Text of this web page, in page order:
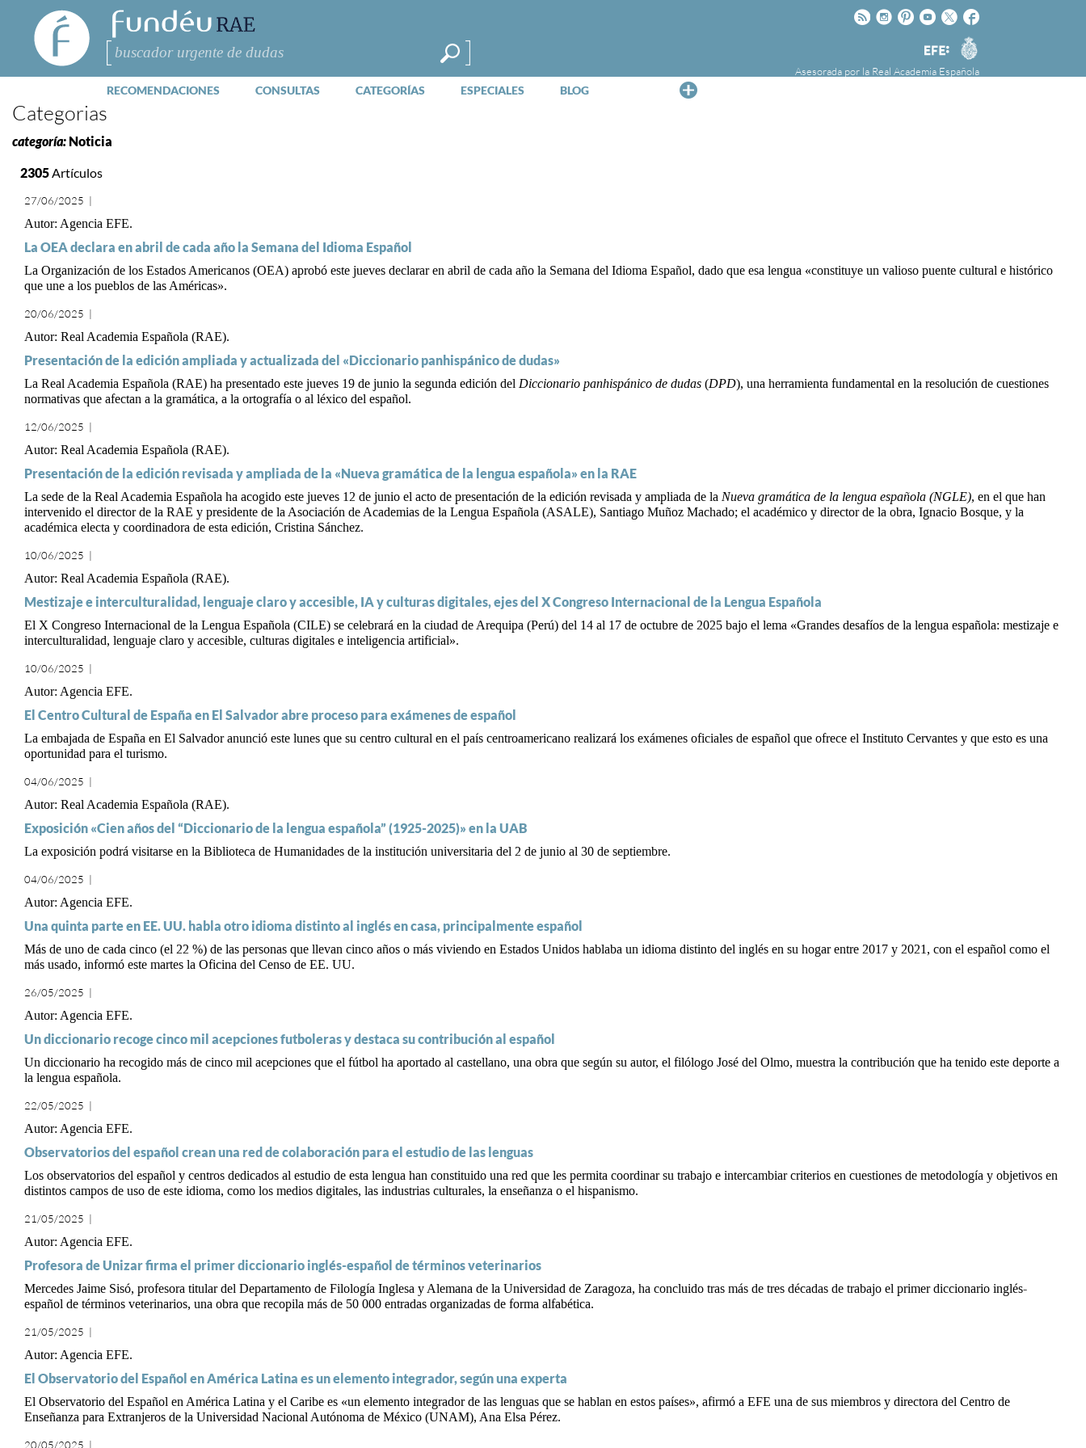
FundéuRAE
- Fundación
del Español
Urgente
Buscar
Facebook
Twitter
Youtube
Pinteres
Instagram
Rss
Agencia
EFE
Asesorada por la Real Academia Española
RECOMENDACIONES CONSULTAS CATEGORÍAS ESPECIALES BLOG
Categorias
categoría: Noticia
2305Artículos
27/06/2025 |
Agencia EFE
La OEA declara en abril de cada año la Semana del Idioma Español
La Organización de los Estados Americanos (OEA) aprobó este jueves declarar en abril de cada año la Semana del Idioma Español, dado que esa lengua «constituye un valioso puente cultural e histórico
que une a los pueblos de las Américas».
20/06/2025 |
Real Academia Española (RAE)
Presentación de la edición ampliada y actualizada del «Diccionario panhispánico de dudas»
La Real Academia Española (RAE) ha presentado este jueves 19 de junio la segunda edición del Diccionario panhispánico de dudas (DPD), una herramienta fundamental en la resolución de cuestiones
normativas que afectan a la gramática, a la ortografía o al léxico del español.
12/06/2025 |
Real Academia Española (RAE)
Presentación de la edición revisada y ampliada de la «Nueva gramática de la lengua española» en la RAE
La sede de la Real Academia Española ha acogido este jueves 12 de junio el acto de presentación de la edición revisada y ampliada de la Nueva gramática de la lengua española (NGLE), en el que han
intervenido el director de la RAE y presidente de la Asociación de Academias de la Lengua Española (ASALE), Santiago Muñoz Machado; el académico y director de la obra, Ignacio Bosque, y la
académica electa y coordinadora de esta edición, Cristina Sánchez.
10/06/2025 |
Real Academia Española (RAE)
Mestizaje e interculturalidad, lenguaje claro y accesible, IA y culturas digitales, ejes del X Congreso Internacional de la Lengua Española
El X Congreso Internacional de la Lengua Española (CILE) se celebrará en la ciudad de Arequipa (Perú) del 14 al 17 de octubre de 2025 bajo el lema «Grandes desafíos de la lengua española: mestizaje e
interculturalidad, lenguaje claro y accesible, culturas digitales e inteligencia artificial».
10/06/2025 |
Agencia EFE
El Centro Cultural de España en El Salvador abre proceso para exámenes de español
La embajada de España en El Salvador anunció este lunes que su centro cultural en el país centroamericano realizará los exámenes oficiales de español que ofrece el Instituto Cervantes y que esto es una
oportunidad para el turismo.
04/06/2025 |
Real Academia Española (RAE)
Exposición «Cien años del “Diccionario de la lengua española” (1925-2025)» en la UAB
La exposición podrá visitarse en la Biblioteca de Humanidades de la institución universitaria del 2 de junio al 30 de septiembre.
04/06/2025 |
Agencia EFE
Una quinta parte en EE. UU. habla otro idioma distinto al inglés en casa, principalmente español
Más de uno de cada cinco (el 22 %) de las personas que llevan cinco años o más viviendo en Estados Unidos hablaba un idioma distinto del inglés en su hogar entre 2017 y 2021, con el español como el
más usado, informó este martes la Oficina del Censo de EE. UU.
26/05/2025 |
Agencia EFE
Un diccionario recoge cinco mil acepciones futboleras y destaca su contribución al español
Un diccionario ha recogido más de cinco mil acepciones que el fútbol ha aportado al castellano, una obra que según su autor, el filólogo José del Olmo, muestra la contribución que ha tenido este deporte a
la lengua española.
22/05/2025 |
Agencia EFE
Observatorios del español crean una red de colaboración para el estudio de las lenguas
Los observatorios del español y centros dedicados al estudio de esta lengua han constituido una red que les permita coordinar su trabajo e intercambiar criterios en cuestiones de metodología y objetivos en
distintos campos de uso de este idioma, como los medios digitales, las industrias culturales, la enseñanza o el hispanismo.
21/05/2025 |
Agencia EFE
Profesora de Unizar firma el primer diccionario inglés-español de términos veterinarios
Mercedes Jaime Sisó, profesora titular del Departamento de Filología Inglesa y Alemana de la Universidad de Zaragoza, ha concluido tras más de tres décadas de trabajo el primer diccionario inglés-
español de términos veterinarios, una obra que recopila más de 50 000 entradas organizadas de forma alfabética.
21/05/2025 |
Agencia EFE
El Observatorio del Español en América Latina es un elemento integrador, según una experta
El Observatorio del Español en América Latina y el Caribe es «un elemento integrador de las lenguas que se hablan en estos países», afirmó a EFE una de sus miembros y directora del Centro de
Enseñanza para Extranjeros de la Universidad Nacional Autónoma de México (UNAM), Ana Elsa Pérez.
20/05/2025 |